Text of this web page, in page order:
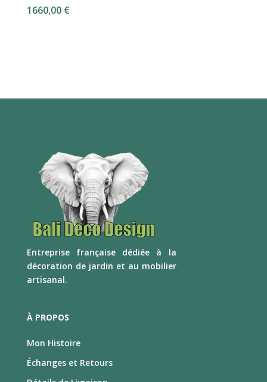
1660,00 €
Entreprise française dédiée à la
décoration de jardin et au mobilier
artisanal.
À PROPOS
Mon Histoire
Échanges et Retours